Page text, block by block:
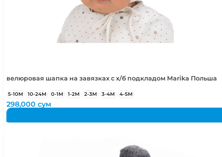
1,5-4 года
2-4 года
велюровая шапка на завязках с х/б подкладом Marika Польша
5-10М 10-24М 0-1М 1-2М 2-3М 3-4М 4-5М
298,000сум